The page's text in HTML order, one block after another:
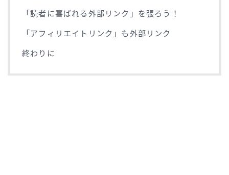
「読者に喜ばれる外部リンク」を張ろう！
「アフィリエイトリンク」も外部リンク
終わりに